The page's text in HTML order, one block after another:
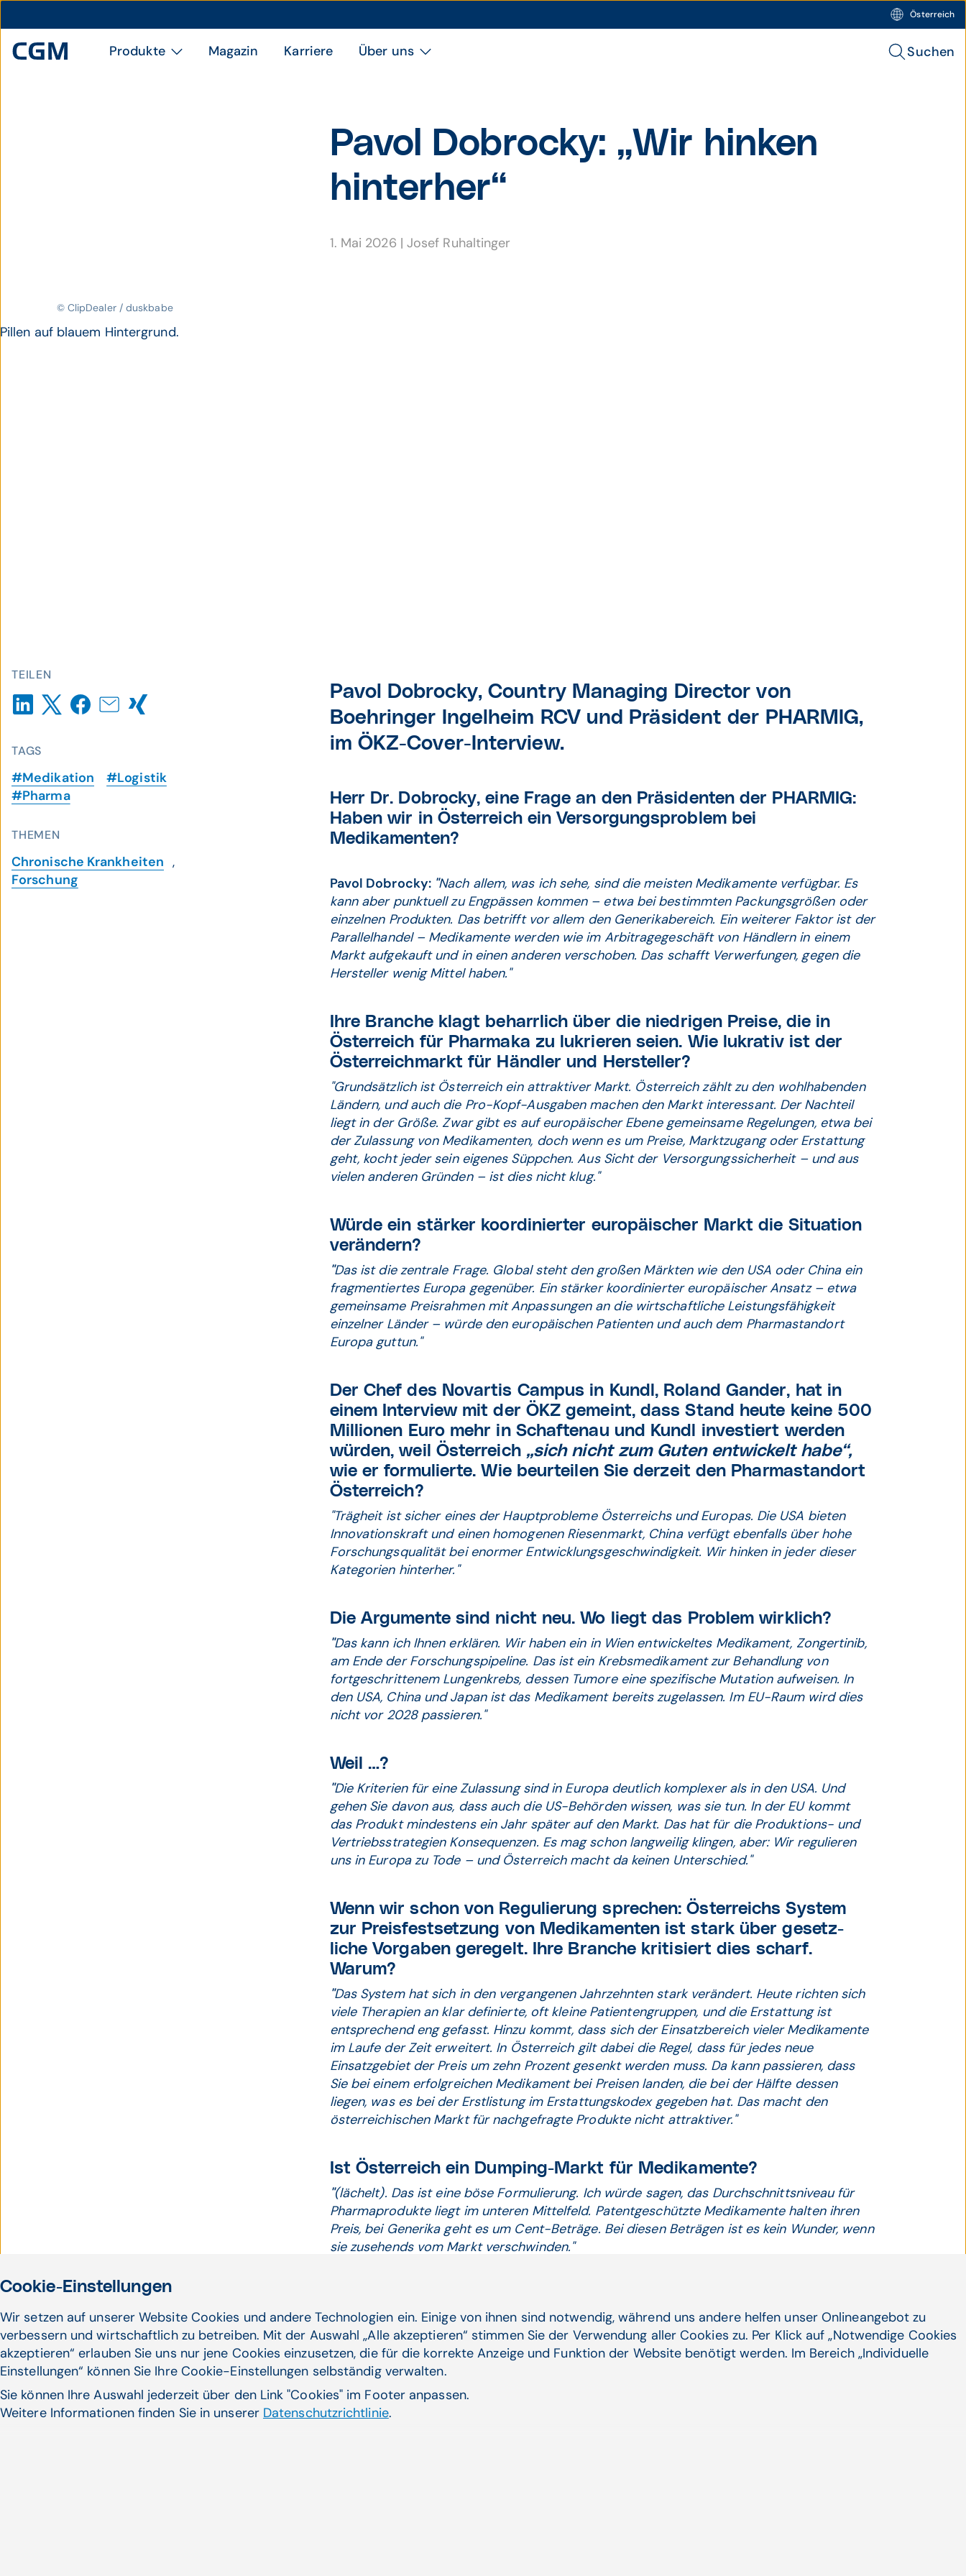
Österreich
Produkte Magazin Karriere Über uns Suchen
Pavol Dobrocky: „Wir hinken
hinterher“
1. Mai 2026 | Josef Ruhaltinger
© ClipDealer / duskbabe
Pillen auf blauem Hintergrund.
TEILEN
TAGS
#Medikation
#Logistik
#Pharma
THEMEN
Chronische Krankheiten ,
Forschung
Pavol Dobrocky, Country Managing Director von
Boehringer Ingelheim RCV und Präsident der PHARMIG,
im ÖKZ-Cover-Interview.
Herr Dr. Dobrocky, eine Frage an den Präsidenten der PHARMIG:
Haben wir in Österreich ein Versorgungsproblem bei
Medikamenten?
Pavol Dobrocky: "Nach allem, was ich sehe, sind die meisten Medikamente verfügbar. Es
kann aber punktuell zu Engpässen kommen – etwa bei bestimmten Packungsgrößen oder
einzelnen Produkten. Das betrifft vor allem den Generikabereich. Ein weiterer Faktor ist der
Parallelhandel – Medikamente werden wie im Arbitragegeschäft von Händlern in einem
Markt aufgekauft und in einen anderen verschoben. Das schafft Verwerfungen, gegen die
Hersteller wenig Mittel haben."
Ihre Branche klagt beharrlich über die niedrigen Preise, die in
Österreich für Pharmaka zu lukrieren seien. Wie lukrativ ist der
Österreichmarkt für Händler und Hersteller?
"Grundsätzlich ist Österreich ein attraktiver Markt. Österreich zählt zu den wohlhabenden
Ländern, und auch die Pro-Kopf-Ausgaben machen den Markt interessant. Der Nachteil
liegt in der Größe. Zwar gibt es auf europäischer Ebene gemeinsame Regelungen, etwa bei
der Zulassung von Medikamenten, doch wenn es um Preise, Marktzugang oder Erstattung
geht, kocht jeder sein eigenes Süppchen. Aus Sicht der Versorgungssicherheit – und aus
vielen anderen Gründen – ist dies nicht klug."
Würde ein stärker koordinierter euro­päischer Markt die Situation
verändern?
"Das ist die zentrale Frage. Global steht den großen Märkten wie den USA oder China ein
fragmentiertes Europa gegenüber. Ein stärker koordinierter europäischer Ansatz – etwa
gemeinsame Preisrahmen mit Anpassungen an die wirtschaftliche Leistungsfähigkeit
einzelner Länder – würde den europäischen Patienten und auch dem Pharmastandort
Europa guttun."
Der Chef des Novartis Campus in Kundl, Roland Gander, hat in
einem Interview mit der ÖKZ gemeint, dass Stand heute keine 500
Millionen Euro mehr in Schaftenau und Kundl investiert werden
würden, weil Österreich „sich nicht zum Guten entwickelt habe“,
wie er formulierte. Wie beurteilen Sie derzeit den Pharmastandort
Österreich?
"Trägheit ist sicher eines der Hauptprobleme Österreichs und Europas. Die USA bieten
Innovationskraft und einen homogenen Riesenmarkt, China verfügt ebenfalls über hohe
Forschungsqualität bei enormer Entwicklungsgeschwindigkeit. Wir hinken in jeder dieser
Kategorien hinterher."
Die Argumente sind nicht neu. Wo liegt das Problem wirklich?
"Das kann ich Ihnen erklären. Wir haben ein in Wien entwickeltes Medikament, Zongertinib,
am Ende der Forschungspipeline. Das ist ein Krebsmedikament zur Behandlung von
fortgeschrittenem Lungenkrebs, dessen Tumore eine spezifische Mutation aufweisen. In
den USA, China und Japan ist das Medikament bereits zugelassen. Im EU-Raum wird dies
nicht vor 2028 passieren."
Weil …?
"Die Kriterien für eine Zulassung sind in Europa deutlich komplexer als in den USA. Und
gehen Sie davon aus, dass auch die US-Behörden wissen, was sie tun. In der EU kommt
das Produkt mindestens ein Jahr später auf den Markt. Das hat für die Produktions- und
Vertriebsstrategien Konsequenzen. Es mag schon langweilig klingen, aber: Wir regulieren
uns in Europa zu Tode – und Österreich macht da keinen Unterschied."
Wenn wir schon von Regulierung sprechen: Österreichs System
zur Preisfestsetzung von Medikamenten ist stark über gesetz­
liche Vorgaben geregelt. Ihre Branche kritisiert dies scharf.
Warum?
"Das System hat sich in den vergangenen Jahrzehnten stark verändert. Heute richten sich
viele Therapien an klar definierte, oft kleine Patientengruppen, und die Erstattung ist
entsprechend eng gefasst. Hinzu kommt, dass sich der Einsatzbereich vieler Medikamente
im Laufe der Zeit erweitert. In Österreich gilt dabei die Regel, dass für jedes neue
Einsatzgebiet der Preis um zehn Prozent gesenkt werden muss. Da kann passieren, dass
Sie bei einem erfolgreichen Medikament bei Preisen landen, die bei der Hälfte dessen
liegen, was es bei der Erstlistung im Erstattungskodex gegeben hat. Das macht den
österreichischen Markt für nachgefragte Produkte nicht attraktiver."
Ist Österreich ein Dumping-Markt für Medikamente?
"(lächelt). Das ist eine böse Formulierung. Ich würde sagen, das Durchschnittsniveau für
Pharmaprodukte liegt im unteren Mittelfeld. Patentgeschützte Medikamente halten ihren
Preis, bei Generika geht es um Cent-Beträge. Bei diesen Beträgen ist es kein Wunder, wenn
sie zusehends vom Markt verschwinden."
"Über den Nutzen: Wir sollten weg von der Betrachtung, dass Medikamente nur Kosten
verursachen. Vielmehr sollte man sich anschauen, welchen Beitrag sie leisten – etwa zur
Lebenserwartung, zu gesunden Lebensjahren und auch zur wirtschaftlichen Entwicklung."
Das klingt leicht esoterisch …
Cookie-Einstellungen
Wir setzen auf unserer Website Cookies und andere Technologien ein. Einige von ihnen sind notwendig, während uns andere helfen unser Onlineangebot zu
verbessern und wirtschaftlich zu betreiben. Mit der Auswahl „Alle akzeptieren“ stimmen Sie der Verwendung aller Cookies zu. Per Klick auf „Notwendige Cookies
akzeptieren“ erlauben Sie uns nur jene Cookies einzusetzen, die für die korrekte Anzeige und Funktion der Website benötigt werden. Im Bereich „Individuelle
Einstellungen“ können Sie Ihre Cookie-Einstellungen selbständig verwalten.
Sie können Ihre Auswahl jederzeit über den Link "Cookies" im Footer anpassen.
Weitere Informationen finden Sie in unserer Datenschutzrichtlinie.